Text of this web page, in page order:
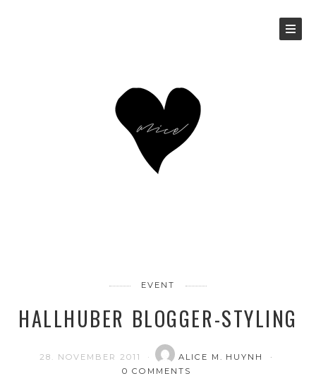
EVENT
HALLHUBER BLOGGER-STYLING
28. NOVEMBER 2011
ALICE M. HUYNH
0 COMMENTS